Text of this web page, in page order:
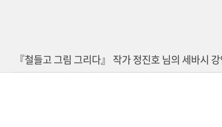
『철들고 그림 그리다』 작가 정진호 님의 세바시 강